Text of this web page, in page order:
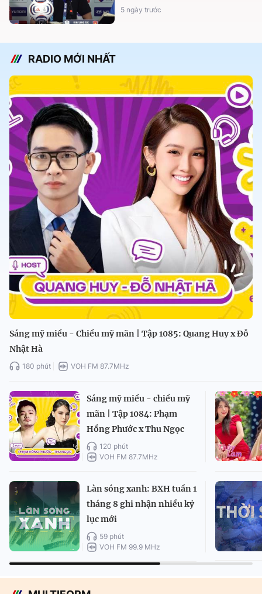
5 ngày trước
RADIO MỚI NHẤT
Sáng mỹ miều - Chiều mỹ mãn | Tập 1085: Quang Huy x Đỗ
Nhật Hà
180 phút VOH FM 87.7MHz
Sáng mỹ miều - chiều mỹ
mãn | Tập 1084: Phạm
Hồng Phước x Thu Ngọc
120 phút
VOH FM 87.7MHz
Làn sóng xanh: BXH tuần 1
tháng 8 ghi nhận nhiều kỷ
lục mới
59 phút
VOH FM 99.9 MHz